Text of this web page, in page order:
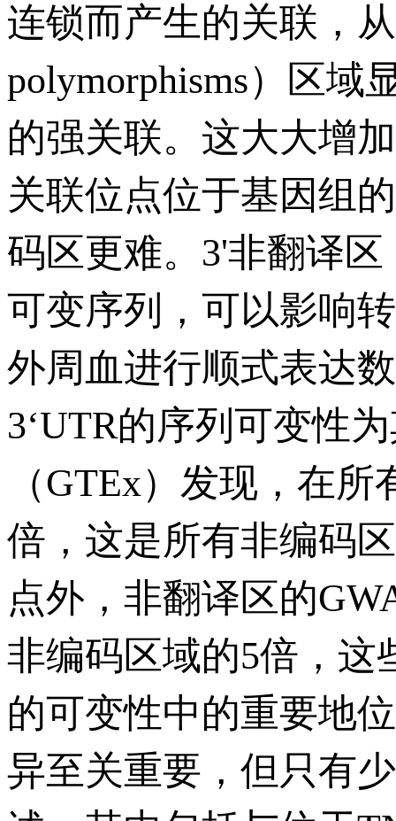
连锁而产生的关联，
polymorphisms）区域
的强关联。这大大增
关联位点位于基因组
码区更难。3'非翻译
可变序列，可以影响
外周血进行顺式表达
3‘UTR的序列可变性
（GTEx）发现，在
倍，这是所有非编码
点外，非翻译区的
非编码区域的5倍，这
的可变性中的重要地
异至关重要，但只有